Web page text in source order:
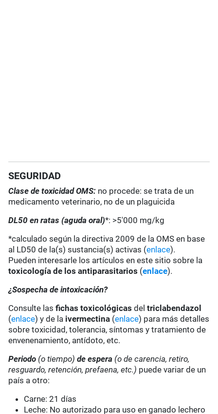
SEGURIDAD
Clase de toxicidad OMS: no procede: se trata de un
medicamento veterinario, no de un plaguicida
DL50 en ratas (aguda oral)*: >5'000 mg/kg
*calculado según la directiva 2009 de la OMS en base
al LD50 de la(s) sustancia(s) activas (enlace).
Pueden interesarle los artículos en este sitio sobre la
toxicología de los antiparasitarios (enlace).
¿Sospecha de intoxicación?
Consulte lasfichas toxicológicas deltriclabendazol
(enlace) y de la ivermectina (enlace) para más detalles
sobre toxicidad, tolerancia, síntomas y tratamiento de
envenenamiento, antídoto, etc.
Periodo (o tiempo) de espera (o de carencia, retiro,
resguardo, retención, prefaena, etc.) puede variar de un
país a otro:
Carne: 21 días
Leche: No autorizado para uso en ganado lechero